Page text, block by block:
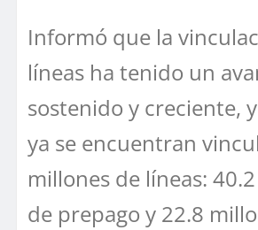
Informó que la
líneas ha tenido un
sostenido y creciente,
ya se encuentran
millones de líneas:
de prepago y 22.8